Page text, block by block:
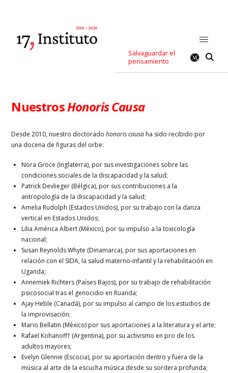
Salvaguardar el
pensamiento
NuestrosHonoris Causa
Desde 2010, nuestro doctoradohonoris causa ha sido recibido por
una docena de figuras del orbe:
Nora Groce (Inglaterra), por sus investigaciones sobre las
condiciones sociales de la discapacidad y la salud;
Patrick Devlieger (Bélgica), por sus contribuciones a la
antropología de la discapacidad y la salud;
Amelia Rudolph (Estados Unidos), por su trabajo con la danza
vertical en Estados Unidos;
Lilia América Albert (México), por su impulso a la toxicología
nacional;
Susan Reynolds Whyte (Dinamarca), por sus aportaciones en
relación con el SIDA, la salud materno-infantil y la rehabilitación en
Uganda;
Annemiek Richters (Países Bajos), por su trabajo de rehabilitación
psicosocial tras el genocidio en Ruanda;
Ajay Heble (Canadá), por su impulso al campo de los estudios de
la improvisación;
Mario Bellatin (México) por sus aportaciones a la literatura y el arte;
Rafael Kohanoff† (Argentina), por su activismo en pro de los
adultos mayores;
Evelyn Glennie (Escocia), por su aportación dentro y fuera de la
música al arte de la escucha música desde su sordera profunda;